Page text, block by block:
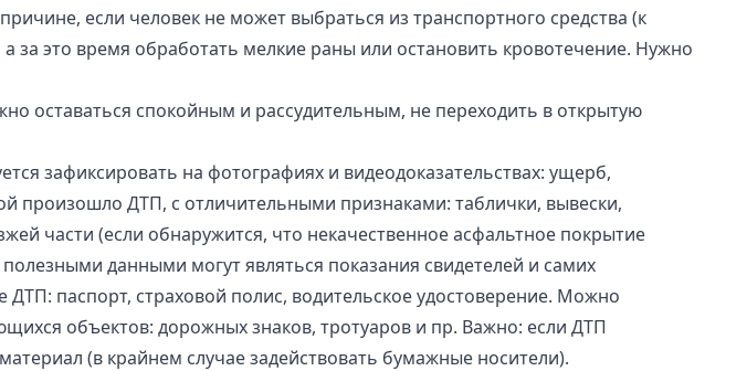
если человек не может выбраться из транспортного средства (к
за это время обработать мелкие раны или остановить кровотечение. Нужно
оставаться спокойным и рассудительным, не переходить в открытую
зафиксировать на фотографиях и видеодоказательствах: ущерб,
произошло ДТП, с отличительными признаками: таблички, вывески,
части (если обнаружится, что некачественное асфальтное покрытие
данными могут являться показания свидетелей и самих
ДТП: паспорт, страховой полис, водительское удостоверение. Можно
объектов: дорожных знаков, тротуаров и пр. Важно: если ДТП
(в крайнем случае задействовать бумажные носители).